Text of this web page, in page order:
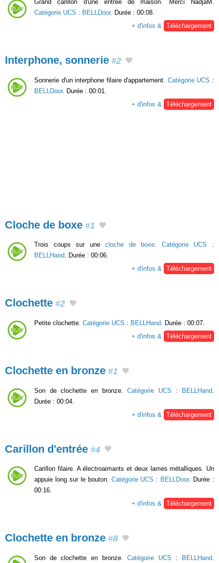
Grand carillon d'une entrée de maison. Merci NadjaM.
Catégorie UCS : BELLDoor. Durée : 00:08.
+ d'infos & Téléchargement
Interphone, sonnerie #2
Sonnerie d'un interphone filaire d'appartement. Catégorie UCS :
BELLDoor. Durée : 00:01.
+ d'infos &
Téléchargement
Cloche de boxe #1
Trois coups sur unecloche de boxe. Catégorie UCS :
BELLHand. Durée : 00:06.
+ d'infos & Téléchargement
Clochette #2
Petite clochette. Catégorie UCS : BELLHand. Durée : 00:07.
+ d'infos & Téléchargement
Clochette en bronze #1
Son de clochette en bronze.Catégorie UCS : BELLHand
Durée : 00:04.
+ d'infos &
Téléchargement
Carillon d'entrée #4
Carillon filaire. A électroaimants et deux lames métalliques. Un
appuie long sur le bouton. Catégorie UCS : BELLDoor. Durée :
00:16.
+ d'infos & Téléchargement
Clochette en bronze #8
Son de clochette en bronze.Catégorie UCS : BELLHand